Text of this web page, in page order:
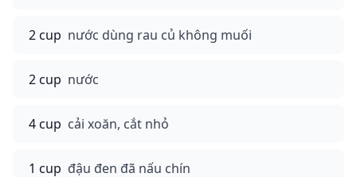
2 cup nước dùng rau củ không muối
2 cup nước
4 cup cải xoăn, cắt nhỏ
1 cup đậu đen đã nấu chín